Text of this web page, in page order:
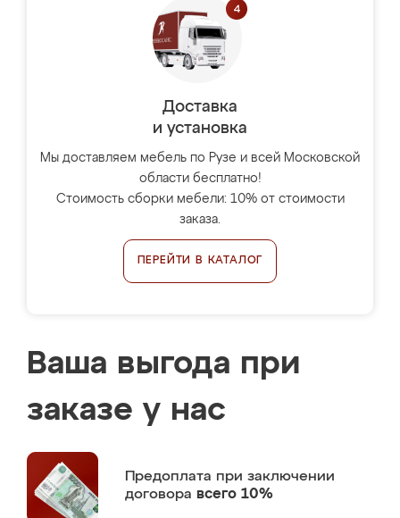
Доставка
и установка
Мы доставляем мебель по Рузе и всей Московской
области бесплатно!
Стоимость сборки мебели: 10% от стоимости
заказа.
ПЕРЕЙТИ В КАТАЛОГ
Ваша выгода при
заказе у нас
Предоплата при заключении
договора всего 10%